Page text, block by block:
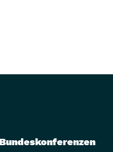
Bundeskonferenzen